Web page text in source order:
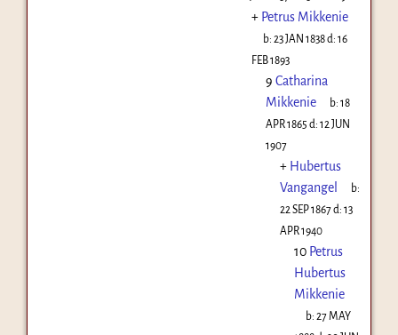
+ Petrus Mikkenie
b:23 JAN 1838d:16
FEB 1893
9 Catharina
Mikkenie
b:18
APR 1865 d: 12 JUN
1907
+ Hubertus
Vangangel
b:
22 SEP 1867d: 13
APR 1940
10 Petrus
Hubertus
Mikkenie
b:27 MAY